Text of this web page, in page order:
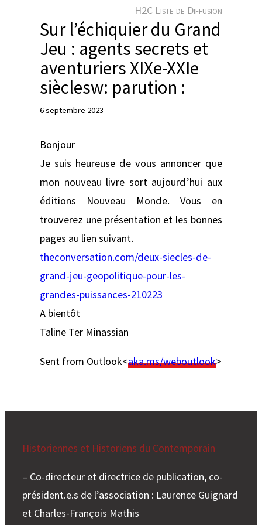
H2C Liste de Diffusion
Sur l’échiquier du Grand
Jeu : agents secrets et
aventuriers XIXe-XXIe
sièclesw: parution :
6 septembre 2023
Bonjour
Je suis heureuse de vous annoncer que
mon nouveau livre sort aujourd’hui aux
éditions Nouveau Monde. Vous en
trouverez une présentation et les bonnes
pages au lien suivant.
theconversation.com/deux-siecles-de-
grand-jeu-geopolitique-pour-les-
grandes-puissances-210223
A bientôt
Taline Ter Minassian
Sent from Outlook<aka.ms/weboutlook>
Historiennes et Historiens du Contemporain
– Co-directeur et directrice de publication, co-
président.e.s de l’association : Laurence Guignard
et Charles-François Mathis